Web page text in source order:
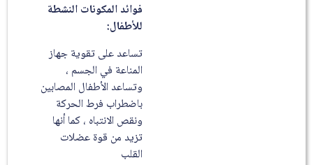
فوائد المكونات النشطة
للأطفال:
تساعد على تقوية جهاز
المناعة في الجسم ،
وتساعد الأطفال المصابين
باضطراب فرط الحركة
ونقص الانتباه ، كما أنها
تزيد من قوة عضلات
القلب